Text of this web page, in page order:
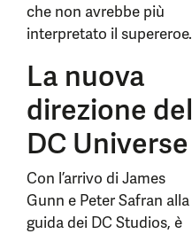
che non avrebbe più
interpretato il supereroe.
La nuova
direzione del
DC Universe
Con l’arrivo di James
Gunn e Peter Safran alla
guida dei DC Studios, è